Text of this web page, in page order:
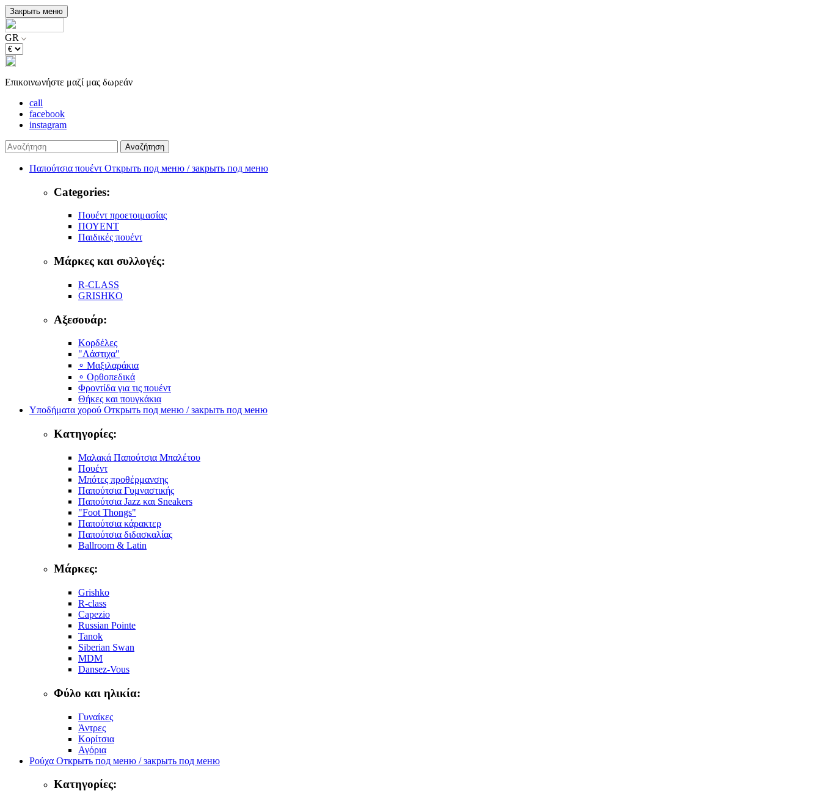
Закрыть меню
GR
Επικοινωνήστε μαζί μας δωρεάν
call
facebook
instagram
Αναζήτηση
Παπούτσια πουέντ Открыть под меню / закрыть под меню
Categories:
Πουέντ προετοιμασίας
ΠΟΥΕΝΤ
Παιδικές πουέντ
Μάρκες και συλλογές:
R-CLASS
GRISHKO
Αξεσουάρ:
Κορδέλες
"Λάστιχα"
∘ Μαξιλαράκια
∘ Ορθοπεδικά
Φροντίδα για τις πουέντ
Θήκες και πουγκάκια
Υποδήματα χορού Открыть под меню / закрыть под меню
Κατηγορίες:
Μαλακά Παπούτσια Μπαλέτου
Πουέντ
Μπότες προθέρμανσης
Παπούτσια Γυμναστικής
Παπούτσια Jazz και Sneakers
"Foot Thongs"
Παπούτσια κάρακτερ
Παπούτσια διδασκαλίας
Ballroom & Latin
Μάρκες:
Grishko
R-class
Capezio
Russian Pointe
Tanok
Siberian Swan
MDM
Dansez-Vous
Φύλο και ηλικία:
Γυναίκες
Άντρες
Κορίτσια
Αγόρια
Ρούχα Открыть под меню / закрыть под меню
Κατηγορίες: